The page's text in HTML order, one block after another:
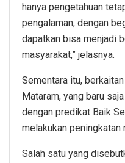
hanya pengetahuan
pengalaman, dengan
dapatkan bisa menjadi
masyarakat,” jelasnya.
Sementara itu,
Mataram, yang baru
dengan predikat Baik
melakukan peningkatan
Salah satu yang